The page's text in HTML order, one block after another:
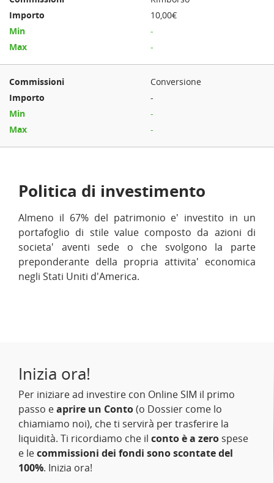
10,00€
-
-
Conversione
-
-
-
Politica di investimento
Almeno il 67% del patrimonio e' investito in un
portafoglio di stile value composto da azioni di
societa' aventi sede o che svolgono la parte
preponderante della propria attivita' economica
negli Stati Uniti d'America.
Inizia ora!
Per iniziare ad investire con Online SIM il primo
passo eaprire un Conto(o Dossier come lo
chiamiamo noi), che ti servirà per trasferire la
liquidità. Ti ricordiamo che il conto è a zero spese
e lecommissioni dei fondi sono scontate del
100%. Inizia ora!